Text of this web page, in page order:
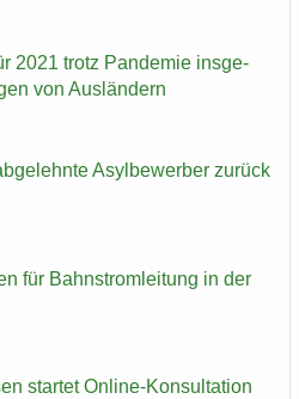
2021 trotz Pan­de­mie ins­ge­
von Aus­län­dern
Asyl­be­wer­ber zu­rück
für Bahn­strom­lei­tung in der
star­tet Online-​Konsultation